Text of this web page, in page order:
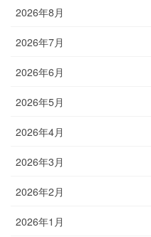
2026年8月
2026年7月
2026年6月
2026年5月
2026年4月
2026年3月
2026年2月
2026年1月